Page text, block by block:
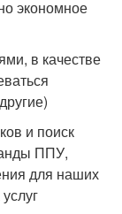
экономное
в качестве
и поиск
ППУ,
для наших